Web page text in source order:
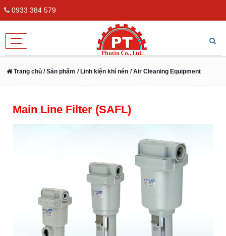
0933 384 579
Toggle
navigation
Trang chủ / Sản phẩm / Linh kiện khí nén / Air Cleaning Equipment
Main Line Filter (SAFL)